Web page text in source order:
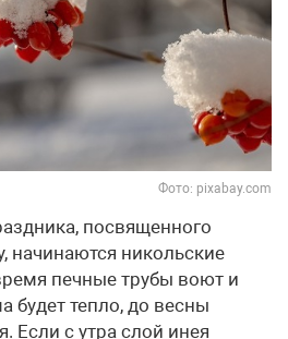
Фото: pixabay.com
посвященного
начинаются никольские
печные трубы воют и
будет тепло, до весны
Если с утра слой инея